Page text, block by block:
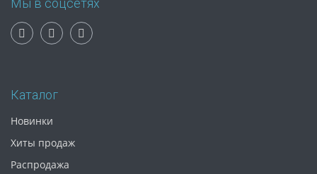
Мы в соцсетях
Каталог
Новинки
Хиты продаж
Распродажа